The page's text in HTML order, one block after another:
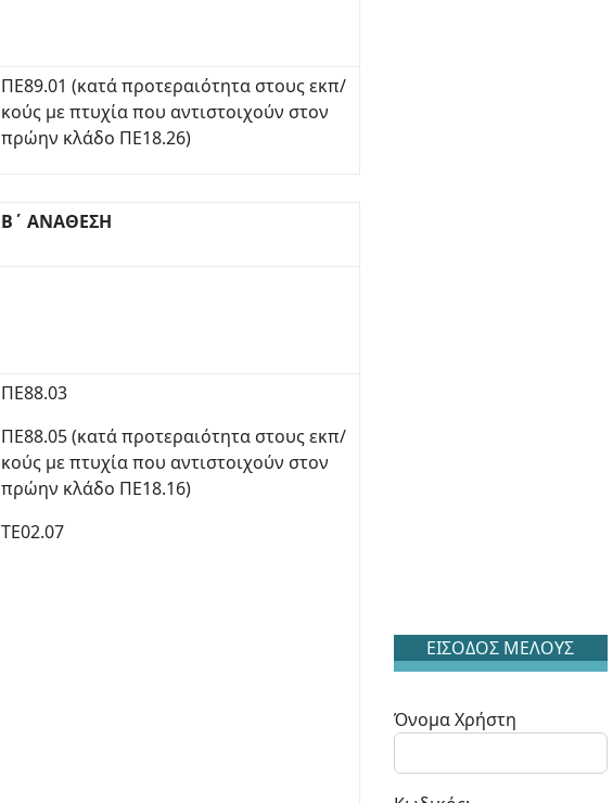
ΠΕ89.01 (κατά προτεραιότητα στους εκπ/
κούς με πτυχία που αντιστοιχούν στον
πρώην κλάδο ΠΕ18.26)
Β΄ ΑΝΑΘΕΣΗ
ΠΕ88.03
ΠΕ88.05 (κατά προτεραιότητα στους εκπ/
κούς με πτυχία που αντιστοιχούν στον
πρώην κλάδο ΠΕ18.16)
ΤΕ02.07
ΕΙΣΟΔΟΣ ΜΕΛΟΥΣ
Όνομα Χρήστη